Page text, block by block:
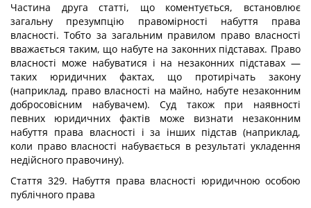
Частина друга статті, що коментується, встановлює
загальну презумпцію правомірності набуття права
власності. Тобто за загальним правилом право власності
вважається таким, що набуте на законних підставах. Право
власності може набуватися і на незаконних підставах —
таких юридичних фактах, що протирічать закону
(наприклад, право власності на майно, набуте незаконним
добросовісним набувачем). Суд також при наявності
певних юридичних фактів може визнати незаконним
набуття права власності і за інших підстав (наприклад,
коли право власності набувається в результаті укладення
недійсного правочину).
Стаття 329. Набуття права власності юридичною особою
публічного права